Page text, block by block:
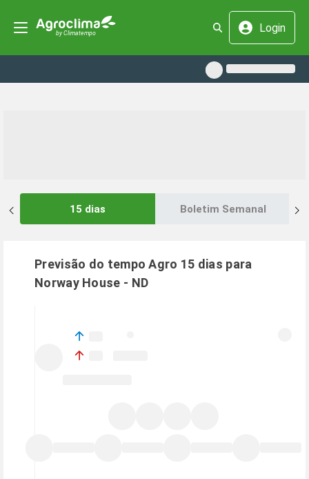
Login
15 dias Boletim Semanal
Previsão do tempo Agro 15 dias para
Norway House - ND